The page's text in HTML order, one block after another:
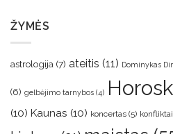
ŽYMĖS
astrologija (7) ateitis (11) Dominykas
(6) gelbėjimo tarnybos (4)
(10) Kaunas (10) koncertas (5) konfliktai